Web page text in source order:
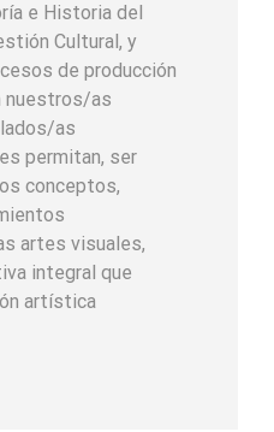
e Historia del
Cultural, y
de producción
nuestros/as
as
permitan, ser
conceptos,
artes visuales,
integral que
artística